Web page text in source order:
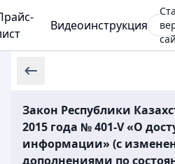
Видеоинструкция
Закон Республики
2015 года № 401-V «О
информации» (с
дополнениями по